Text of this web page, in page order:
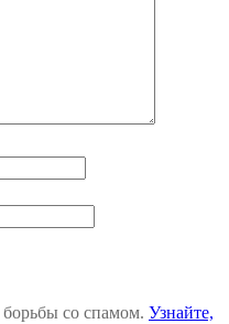
борьбы со спамом. Узнайте,